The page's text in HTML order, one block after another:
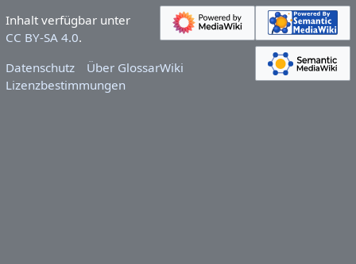
Inhalt verfügbar unter
CC BY-SA 4.0.
Datenschutz
Über GlossarWiki
Lizenzbestimmungen